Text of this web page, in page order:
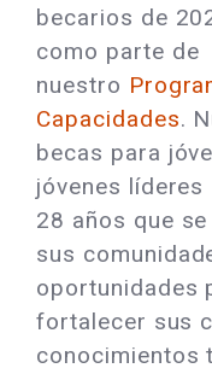
becarios de
como parte de
nuestro
Capacidades.
becas para
jóvenes
28 años que
sus
oportunidades
fortalecer sus
conocimientos